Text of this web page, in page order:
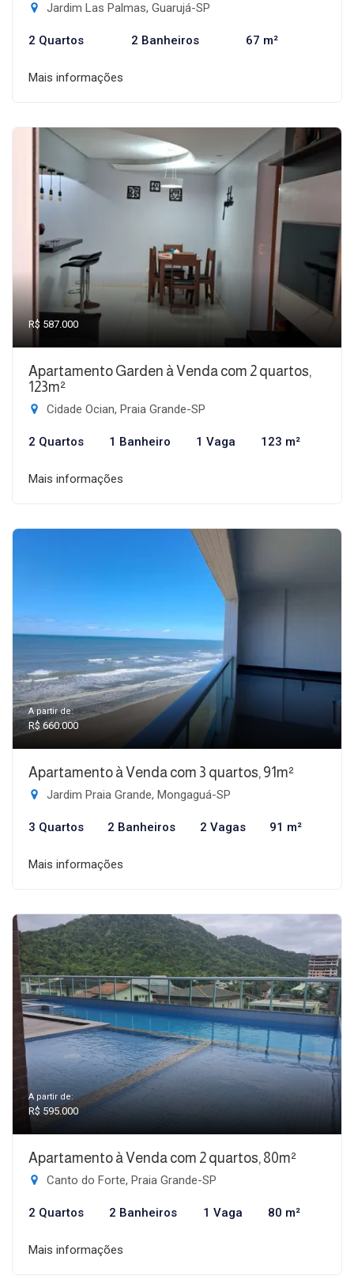
Jardim Las Palmas, Guarujá-SP
2 Quartos 2 Banheiros 67 m²
Mais informações
R$ 587.000
Apartamento Garden à Venda com 2 quartos,
123m²
Cidade Ocian, Praia Grande-SP
2 Quartos 1 Banheiro 1 Vaga 123 m²
Mais informações
A partir de:
R$ 660.000
Apartamento à Venda com 3 quartos, 91m²
Jardim Praia Grande, Mongaguá-SP
3 Quartos 2 Banheiros 2 Vagas 91 m²
Mais informações
A partir de:
R$ 595.000
Apartamento à Venda com 2 quartos, 80m²
Canto do Forte, Praia Grande-SP
2 Quartos 2 Banheiros 1 Vaga 80 m²
Mais informações